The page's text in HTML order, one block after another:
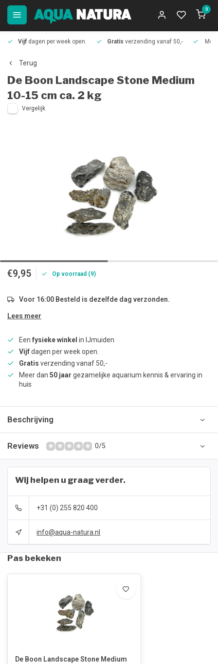
0
Vijf dagen per week open. Gratis verzending vanaf 50,-
Terug
De Boon Landscape Stone Medium
10-15 cm ca. 2 kg
Vergelijk
€9,95 Op voorraad (9)
Voor 16:00 Besteld is dezelfde dag verzonden.
Lees meer
Een fysieke winkel in IJmuiden
Vijfdagen per week open.
Gratis verzending vanaf 50,-
Meer dan 50 jaar gezamelijke aquarium kennis & ervaring in
huis
Beschrijving
Reviews 0/5
Wij helpen u graag verder.
+31 (0) 255 820 400
info@aqua-natura.nl
Pas bekeken
De Boon Landscape Stone Medium